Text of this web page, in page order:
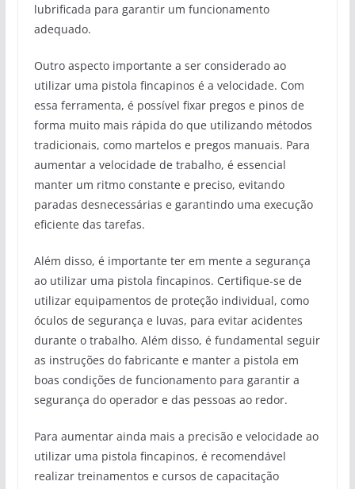
lubrificada para garantir um funcionamento
adequado.
Outro aspecto importante a ser considerado ao
utilizar uma pistola fincapinos é a velocidade. Com
essa ferramenta, é possível fixar pregos e pinos de
forma muito mais rápida do que utilizando métodos
tradicionais, como martelos e pregos manuais. Para
aumentar a velocidade de trabalho, é essencial
manter um ritmo constante e preciso, evitando
paradas desnecessárias e garantindo uma execução
eficiente das tarefas.
Além disso, é importante ter em mente a segurança
ao utilizar uma pistola fincapinos. Certifique-se de
utilizar equipamentos de proteção individual, como
óculos de segurança e luvas, para evitar acidentes
durante o trabalho. Além disso, é fundamental seguir
as instruções do fabricante e manter a pistola em
boas condições de funcionamento para garantir a
segurança do operador e das pessoas ao redor.
Para aumentar ainda mais a precisão e velocidade ao
utilizar uma pistola fincapinos, é recomendável
realizar treinamentos e cursos de capacitação